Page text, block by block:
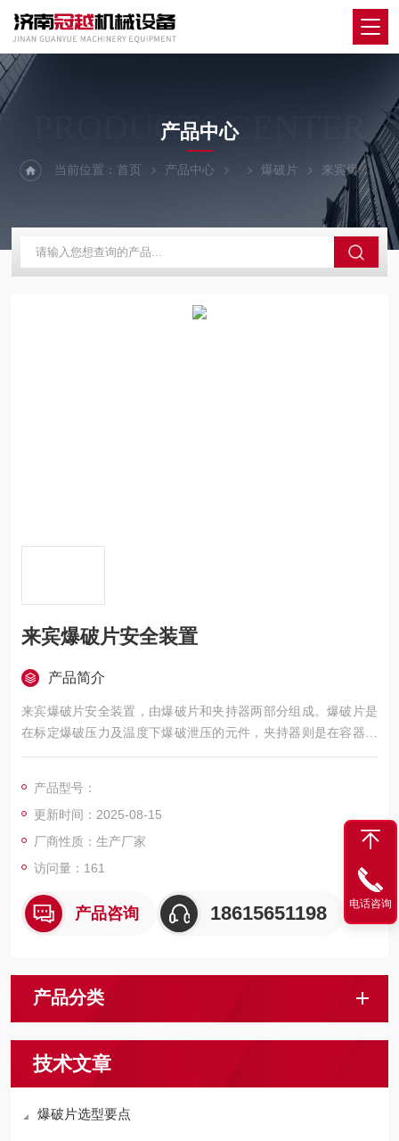
PRODUCTS CENTER
产品中心
当前位置：首页 产品中心 爆破片 来宾爆破片安全装置
来宾爆破片安全装置
产品简介
来宾爆破片安全装置，由爆破片和夹持器两部分组成。爆破片是
在标定爆破压力及温度下爆破泄压的元件，夹持器则是在容器的
适当部位装接夹持膜片的辅助元件。
产品型号：
更新时间：2025-08-15
厂商性质：生产厂家
访问量：161
产品咨询 18615651198
产品分类
技术文章
爆破片选型要点
电话咨询